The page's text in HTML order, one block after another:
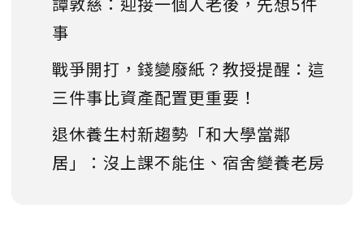
事
戰爭開打，錢變廢紙？教授提醒：這
三件事比資產配置更重要！
退休養生村新趨勢「和大學當鄰
居」：沒上課不能住、宿舍變養老房